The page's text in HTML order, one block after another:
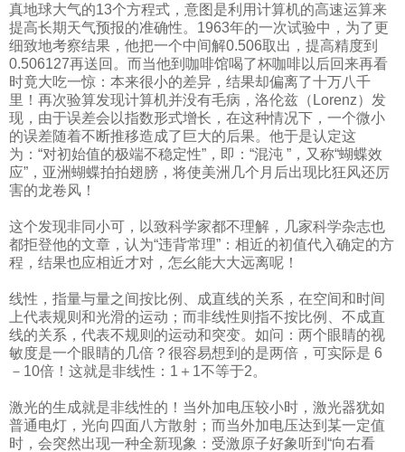
真地球大气的13个方程式，意图是利用计算机的高速运算来
提高长期天气预报的准确性。1963年的一次试验中，为了更
细致地考察结果，他把一个中间解0.506取出，提高精度到
0.506127再送回。而当他到咖啡馆喝了杯咖啡以后回来再看
时竟大吃一惊：本来很小的差异，结果却偏离了十万八千
里！再次验算发现计算机并没有毛病，洛伦兹（Lorenz）发
现，由于误差会以指数形式增长，在这种情况下，一个微小
的误差随着不断推移造成了巨大的后果。他于是认定这
为：“对初始值的极端不稳定性”，即：“混沌 ”，又称“蝴蝶效
应”，亚洲蝴蝶拍拍翅膀，将使美洲几个月后出现比狂风还厉
害的龙卷风！
这个发现非同小可，以致科学家都不理解，几家科学杂志也
都拒登他的文章，认为“违背常理”：相近的初值代入确定的方
程，结果也应相近才对，怎幺能大大远离呢！
线性，指量与量之间按比例、成直线的关系，在空间和时间
上代表规则和光滑的运动；而非线性则指不按比例、不成直
线的关系，代表不规则的运动和突变。如问：两个眼睛的视
敏度是一个眼睛的几倍？很容易想到的是两倍，可实际是 6
－10倍！这就是非线性：1＋1不等于2。
激光的生成就是非线性的！当外加电压较小时，激光器犹如
普通电灯，光向四面八方散射；而当外加电压达到某一定值
时，会突然出现一种全新现象：受激原子好象听到“向右看